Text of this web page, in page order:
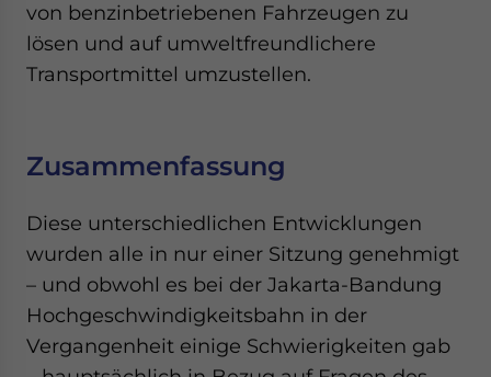
von benzinbetriebenen Fahrzeugen zu
lösen und auf umweltfreundlichere
Transportmittel umzustellen.
Zusammenfassung
Diese unterschiedlichen Entwicklungen
wurden alle in nur einer Sitzung genehmigt
– und obwohl es bei der Jakarta-Bandung
Hochgeschwindigkeitsbahn in der
Vergangenheit einige Schwierigkeiten gab